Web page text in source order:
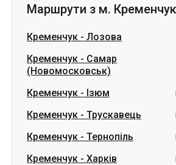
Маршрути з м. Кременчук
Кременчук - Лозова
Кременчук - Самар
(Новомосковськ)
Кременчук - Ізюм
Кременчук - Трускавець
Кременчук - Тернопіль
Кременчук - Харків